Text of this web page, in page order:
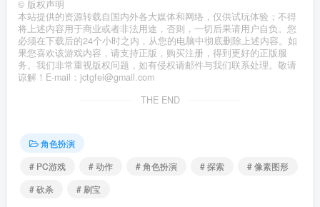
© 版权声明
本站提供的资源转载自国内外各大媒体和网络，仅供试玩体验；不得
将上述内容用于商业或者非法用途，否则，一切后果请用户自负。您
必须在下载后的24个小时之内，从您的电脑中彻底删除上述内容。如
果您喜欢该游戏内容，请支持正版，购买注册，得到更好的正版服
务。我们非常重视版权问题，如有侵权请邮件与我们联系处理。敬请
谅解！E-mail：jctgfei@gmail.com
THE END
角色扮演
# PC游戏
# 动作 # 角色扮演 # 探索
# 像素图形
# 砍杀
# 刷宝